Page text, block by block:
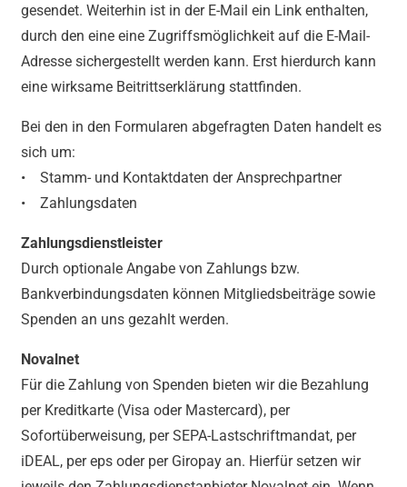
gesendet. Weiterhin ist in der E-Mail ein Link enthalten,
durch den eine eine Zugriffsmöglichkeit auf die E-Mail-
Adresse sichergestellt werden kann. Erst hierdurch kann
eine wirksame Beitrittserklärung stattfinden.
Bei den in den Formularen abgefragten Daten handelt es
sich um:
• Stamm- und Kontaktdaten der Ansprechpartner
• Zahlungsdaten
Zahlungsdienstleister
Durch optionale Angabe von Zahlungs bzw.
Bankverbindungsdaten können Mitgliedsbeiträge sowie
Spenden an uns gezahlt werden.
Novalnet
Für die Zahlung von Spenden bieten wir die Bezahlung
per Kreditkarte (Visa oder Mastercard), per
Sofortüberweisung, per SEPA-Lastschriftmandat, per
iDEAL, per eps oder per Giropay an. Hierfür setzen wir